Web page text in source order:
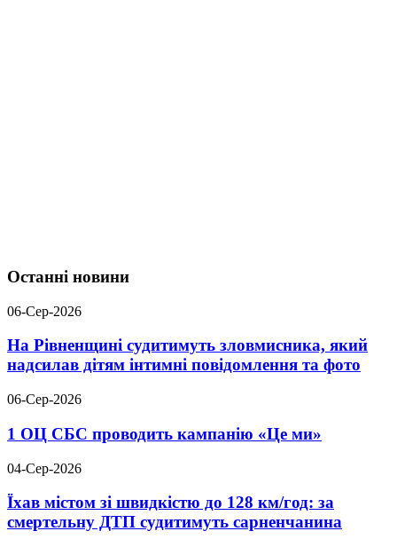
Останні новини
06-Сер-2026
На Рівненщині судитимуть зловмисника, який
надсилав дітям інтимні повідомлення та фото
06-Сер-2026
1 ОЦ СБС проводить кампанію «Це ми»
04-Сер-2026
Їхав містом зі швидкістю до 128 км/год: за
смертельну ДТП судитимуть сарненчанина